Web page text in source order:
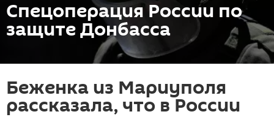
Спецоперация России по
защите Донбасса
Беженка из Мариуполя
рассказала, что в России